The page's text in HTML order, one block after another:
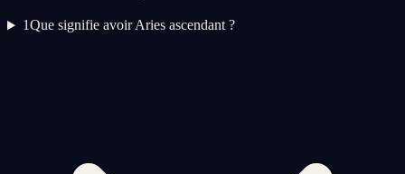
1Que signifie avoir Aries ascendant ?